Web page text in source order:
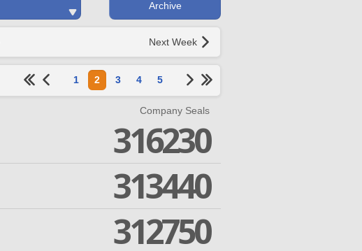
Archive
Next Week
1 2 3 4 5
Company Seals
316230
313440
312750